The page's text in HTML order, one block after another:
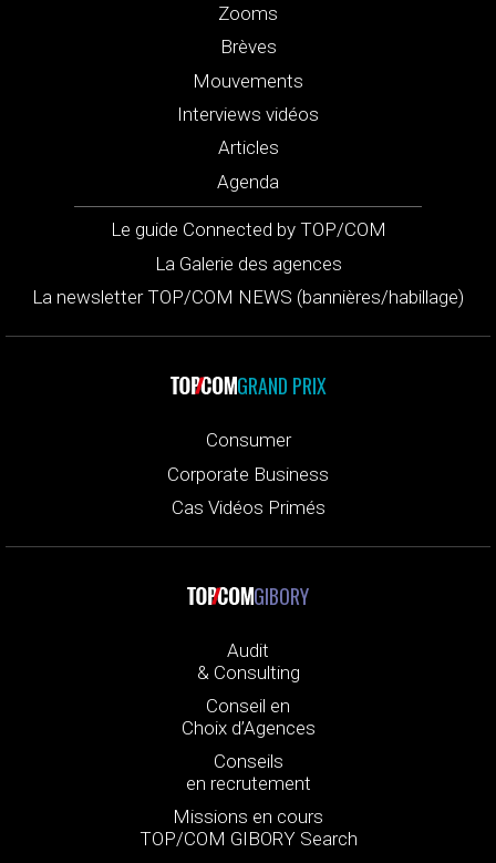
Zooms
Brèves
Mouvements
Interviews vidéos
Articles
Agenda
Le guide Connected by TOP/COM
La Galerie des agences
La newsletter TOP/COM NEWS (bannières/habillage)
GRAND PRIX
Consumer
Corporate Business
Cas Vidéos Primés
GIBORY
Audit
& Consulting
Conseil en
Choix d’Agences
Conseils
en recrutement
Missions en cours
TOP/COM GIBORY Search